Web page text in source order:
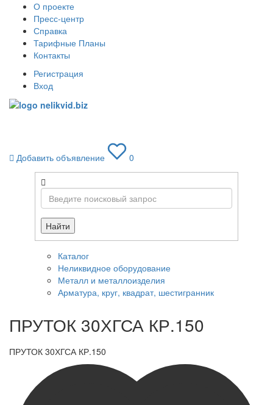
О проекте
Пресс-центр
Справка
Тарифные Планы
Контакты
Регистрация
Вход
Добавить объявление
0
Найти
Каталог
Неликвидное оборудование
Металл и металлоизделия
Арматура, круг, квадрат, шестигранник
ПРУТОК 30ХГСА КР.150
ПРУТОК 30ХГСА КР.150